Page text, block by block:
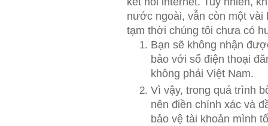
nước ngoài, vẫn còn một vài
tạm thời chúng tôi chưa có
Bạn sẽ không nhận
bảo với số điện thoại
không phải Việt Nam.
Vì vậy, trong quá trình
nên điền chính xác và
bảo vệ tài khoản mình